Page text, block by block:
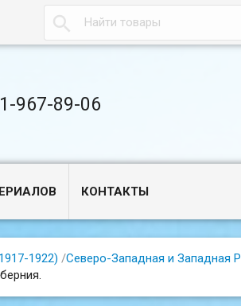

967-89-06
КОНТАКТЫ
1922) /Северо-Западная и Западная